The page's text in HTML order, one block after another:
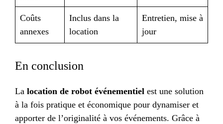
Coûts
annexes
Inclus dans la
location
Entretien, mise à
jour
En conclusion
La location de robot événementiel est une solution
à la fois pratique et économique pour dynamiser et
apporter de l’originalité à vos événements. Grâce à